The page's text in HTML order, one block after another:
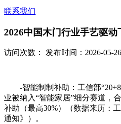
联系我们
2026中国木门行业手艺驱
访问次数： 发布时间：2026-05-
-智能制制补助：工信部
业被纳入“智能家居”细分赛道，
补助（最高30%）（数据来历：
通知》）。